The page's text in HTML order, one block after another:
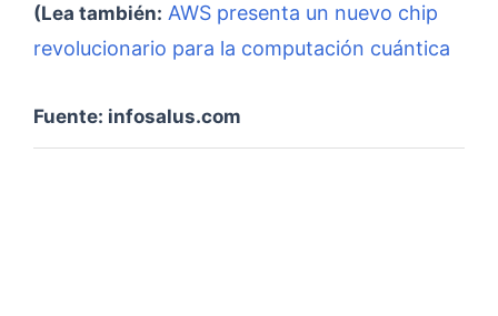
(Lea también: AWS presenta un nuevo chip
revolucionario para la computación cuántica
Fuente: infosalus.com